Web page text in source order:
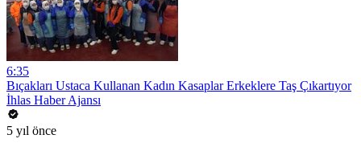
6:35
Bıçakları Ustaca Kullanan Kadın Kasaplar Erkeklere Taş Çıkartıyor
İhlas Haber Ajansı
5 yıl önce